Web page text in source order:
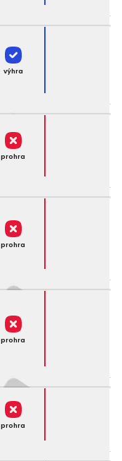
výhra
prohra
prohra
prohra
prohra